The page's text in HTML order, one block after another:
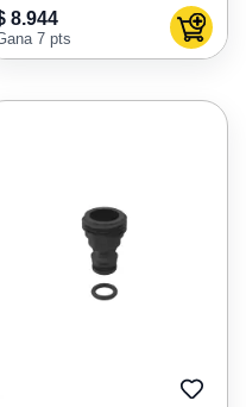
al carrito
8.944
7 pts